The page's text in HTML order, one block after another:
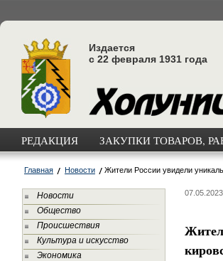
Издается
с 22 февраля 1931 года
РЕДАКЦИЯ ЗАКУПКИ ТОВАРОВ,
Главная Новости Жители России увидели
Новости
Общество
Происшествия
Культура и искусство
Экономика
07.05.2023